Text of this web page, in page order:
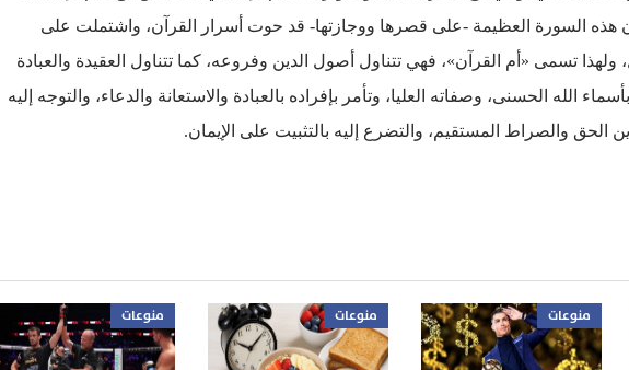
هذه السورة العظيمة -على قصرها ووجازتها- قد حوت أسرار القرآن، واشتملت على
ولهذا تسمى «أم القرآن»، فهي تتناول أصول الدين وفروعه، كما تتناول العقيدة والعبادة
الله الحسنى، وصفاته العليا، وتأمر بإفراده بالعبادة والاستعانة والدعاء، والتوجه إليه
الحق والصراط المستقيم، والتضرع إليه بالتثبيت على الإيمان.
منوعات منوعات منوعات